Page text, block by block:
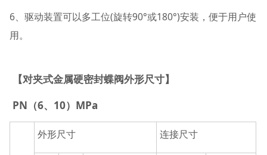
6、驱动装置可以多工位(旋转90°或180°)安装，便于用户使
用。
【对夹式金属硬密封蝶阀外形尺寸】
PN（6、10）MPa
外形尺寸 连接尺寸